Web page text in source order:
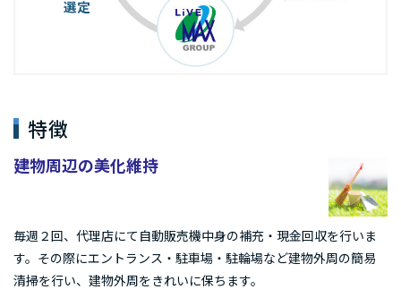
特徴
建物周辺の美化維持
毎週２回、代理店にて自動販売機中身の補充・現金回収を行いま
す。その際にエントランス・駐車場・駐輪場など建物外周の簡易
清掃を行い、建物外周をきれいに保ちます。